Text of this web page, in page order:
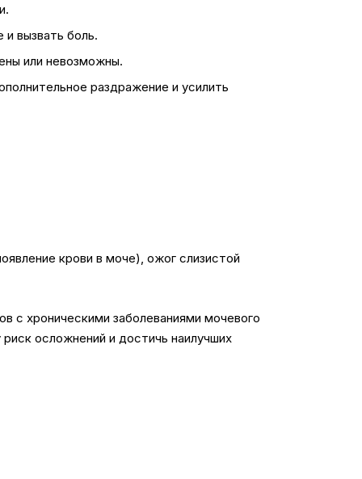
вызвать боль.
или невозможны.
раздражение и усилить
крови в моче), ожог слизистой
с хроническими заболеваниями мочевого
осложнений и достичь наилучших